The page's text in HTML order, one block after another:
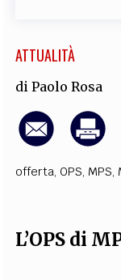
ATTUALITÀ
diPaolo Rosa
offerta, OPS, MPS,
L’OPS di